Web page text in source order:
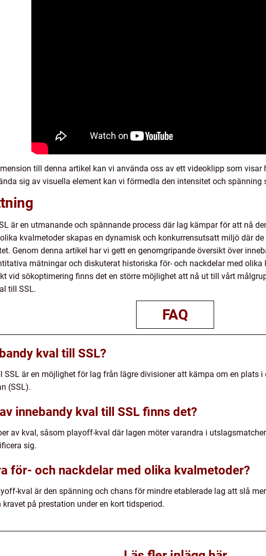
till denna artikel kan vi använda oss av ett videoklipp som
sig av visuella element kan vi förmedla den intensitet och spänning
är en utmanande och spännande process där lag kämpar för att nå
kvalmetoder skapas en dynamisk och konkurrensutsatt miljö där
Genom denna artikel har vi gett en genomgripande översikt över
mätningar och diskuterat historiska för- och nackdelar med
vid sökoptimering finns det en större möjlighet att nå ut till vårt
till SSL.
FAQ
kval till SSL?
SSL är en möjlighet för lag från lägre divisioner att kämpa om en plats
(SSL).
innebandy kval till SSL finns det?
av kval, såsom playoff-kval där lagen möter varandra i
sig.
för- och nackdelar med olika kvalmetoder?
kval är den spänning och chans för mindre etablerade lag att slå
kravet på prestation under en kort tidsperiod.